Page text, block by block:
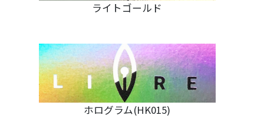
ライトゴールド
ホログラム(HK015)